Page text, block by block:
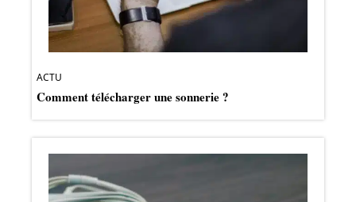
ACTU
Comment télécharger une sonnerie ?